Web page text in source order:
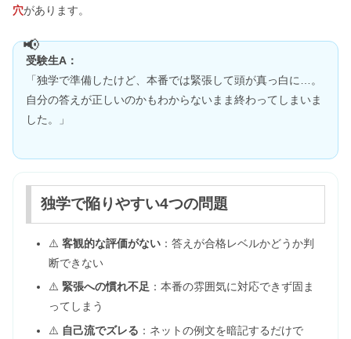
穴があります。
受験生A：
「独学で準備したけど、本番では緊張して頭が真っ白に…。
自分の答えが正しいのかもわからないまま終わってしまいま
した。」
独学で陥りやすい4つの問題
⚠️ 客観的な評価がない：答えが合格レベルかどうか判
断できない
⚠️ 緊張への慣れ不足：本番の雰囲気に対応できず固ま
ってしまう
⚠️ 自己流でズレる ：ネットの例文を暗記するだけで